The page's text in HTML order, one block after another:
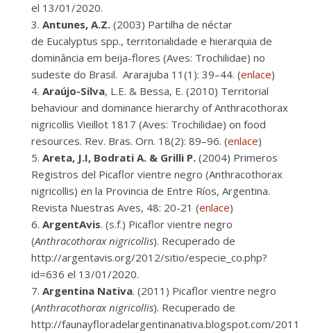
el 13/01/2020.
Antunes, A.Z. (2003) Partilha de néctar
de Eucalyptus spp., territorialidade e hierarquia de
dominância em beija-flores (Aves: Trochilidae) no
sudeste do Brasil. Ararajuba 11(1): 39–44. (enlace)
Araújo-Silva, L.E. & Bessa, E. (2010) Territorial
behaviour and dominance hierarchy of Anthracothorax
nigricollis Vieillot 1817 (Aves: Trochilidae) on food
resources. Rev. Bras. Orn. 18(2): 89–96. (enlace)
Areta, J.I, Bodrati A. & Grilli P. (2004) Primeros
Registros del Picaflor vientre negro (Anthracothorax
nigricollis) en la Provincia de Entre Ríos, Argentina.
Revista Nuestras Aves, 48: 20-21 (enlace)
ArgentAvis. (s.f.) Picaflor vientre negro
(Anthracothorax nigricollis). Recuperado de
http://argentavis.org/2012/sitio/especie_co.php?
id=636 el 13/01/2020.
Argentina Nativa. (2011) Picaflor vientre negro
(Anthracothorax nigricollis). Recuperado de
http://faunayfloradelargentinanativa.blogspot.com/2011/